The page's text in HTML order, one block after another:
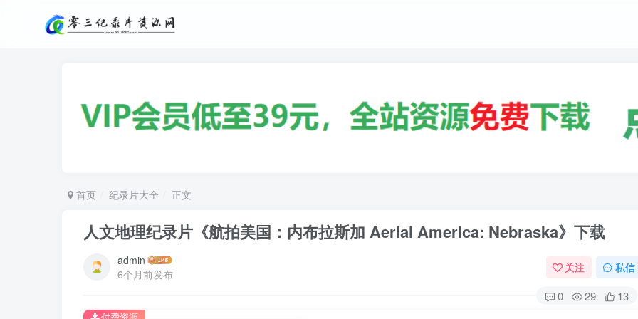
首页 纪录片大全 正文
人文地理纪录片《航拍美国：内布拉斯加 Aerial America: Nebraska》下载
admin
6个月前发布
关注 私信
0 29 13